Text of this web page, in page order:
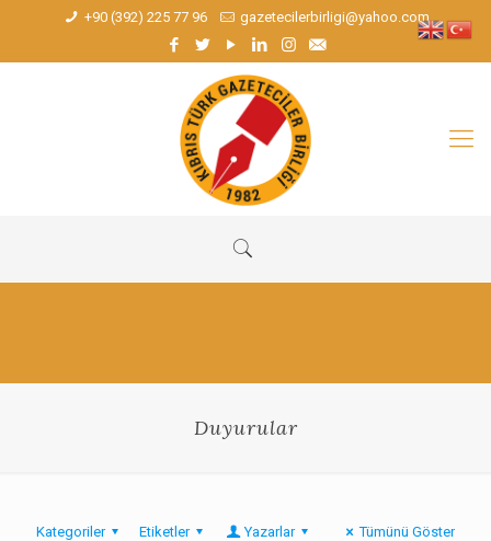
+90 (392) 225 77 96 gazetecilerbirligi@yahoo.com
Duyurular
Kategoriler Etiketler Yazarlar Tümünü Göster